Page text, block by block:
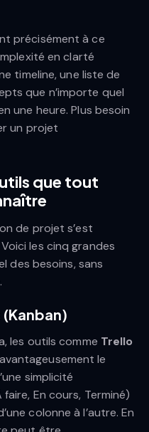
précisément à ce
en clarté
timeline, une liste de
que n’importe quel
une heure. Plus besoin
un projet
que tout
de projet s’est
les cinq grandes
des besoins, sans
les outils comme Trello
le
simplicité
En cours, Terminé)
colonne à l’autre. En